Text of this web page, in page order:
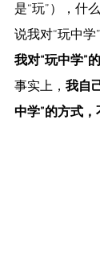
是“玩”），什
说我对“玩中学
我对“玩中学”
事实上， 我自
中学”的方式，